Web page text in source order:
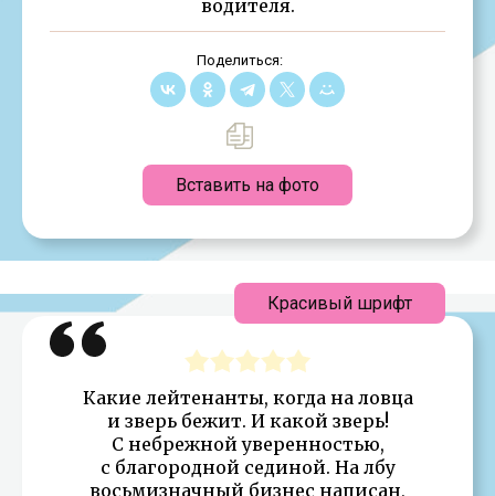
водителя.
Поделиться:
Вставить на фото
Какие лейтенанты, когда на ловца
и зверь бежит. И какой зверь!
С небрежной уверенностью,
с благородной сединой. На лбу
восьмизначный бизнес написан,
Красивый шрифт